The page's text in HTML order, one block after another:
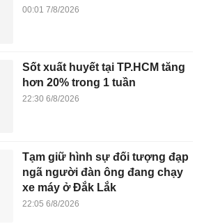
00:01 7/8/2026
Sốt xuất huyết tại TP.HCM tăng
hơn 20% trong 1 tuần
22:30 6/8/2026
Tạm giữ hình sự đối tượng đạp
ngã người đàn ông đang chạy
xe máy ở Đắk Lắk
22:05 6/8/2026